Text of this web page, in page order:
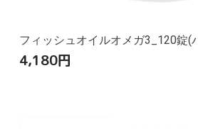
フィッシュオイルオメガ3_120錠(
4,180円